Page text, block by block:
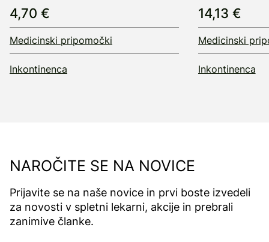
4,70 €
Medicinski pripomočki
Inkontinenca
14,13 €
Medicinski
Inkontinenca
NAROČITE SE NA NOVICE
Prijavite se na naše novice in prvi boste izvedeli
za novosti v spletni lekarni, akcije in prebrali
zanimive članke.